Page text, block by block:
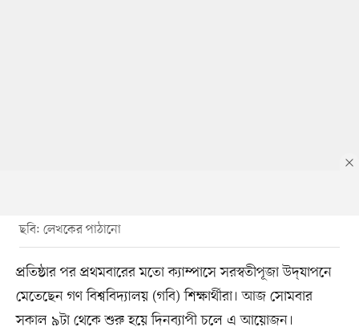
ছবি: লেখকের পাঠানো
প্রতিষ্ঠার পর প্রথমবারের মতো ক্যাম্পাসে সরস্বতীপূজা উদ্‌যাপনে
মেতেছেন গণ বিশ্ববিদ্যালয় (গবি) শিক্ষার্থীরা। আজ সোমবার
সকাল ৯টা থেকে শুরু হয়ে দিনব্যাপী চলে এ আয়োজন।